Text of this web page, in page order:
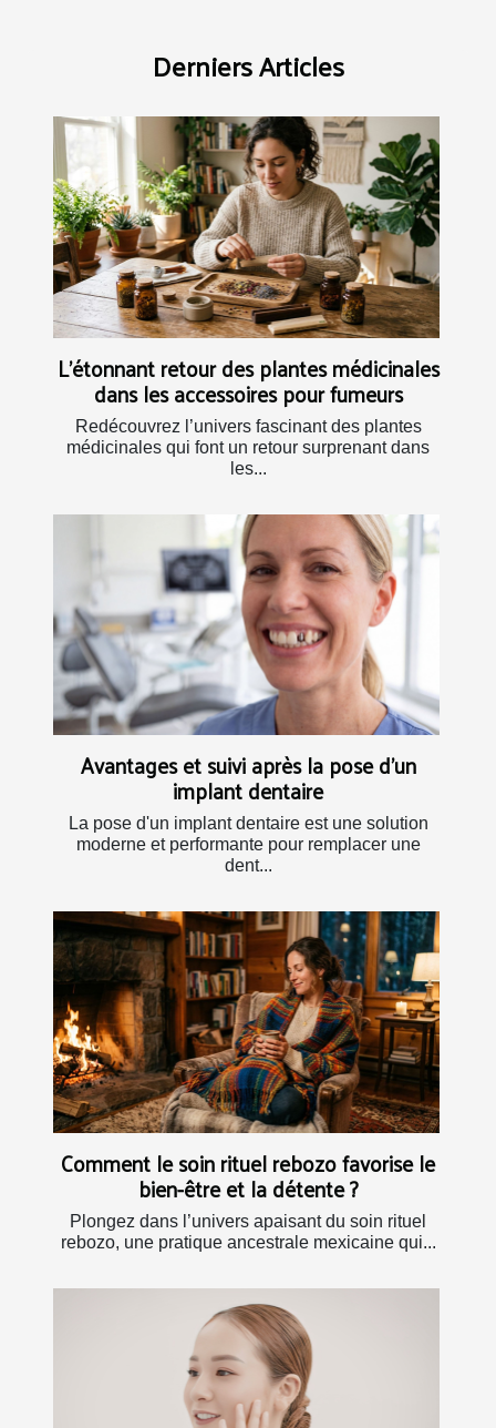
Derniers Articles
L’étonnant retour des plantes médicinales
dans les accessoires pour fumeurs
Redécouvrez l’univers fascinant des plantes
médicinales qui font un retour surprenant dans
les...
Avantages et suivi après la pose d'un
implant dentaire
La pose d'un implant dentaire est une solution
moderne et performante pour remplacer une
dent...
Comment le soin rituel rebozo favorise le
bien-être et la détente ?
Plongez dans l’univers apaisant du soin rituel
rebozo, une pratique ancestrale mexicaine qui...